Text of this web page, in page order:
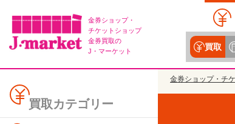
金券ショップ・
チケットショップ
金券買取の
J・マーケット
買取
買取カテゴリー
金券ショップ・チ